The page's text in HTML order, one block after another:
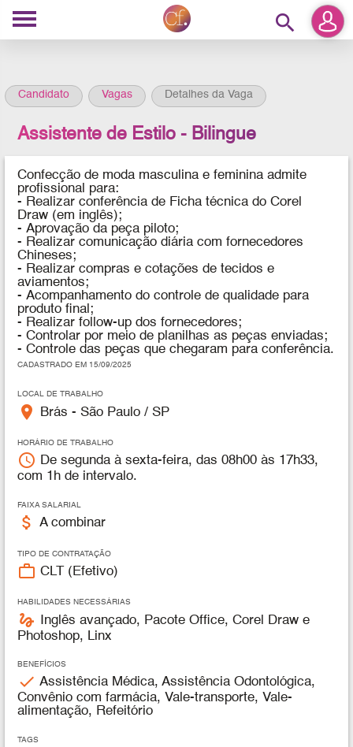
search
Candidato Vagas Detalhes da Vaga
Assistente de Estilo - Bilingue
Confecção de moda masculina e feminina admite
profissional para:
- Realizar conferência de Ficha técnica do Corel
Draw (em inglês);
- Aprovação da peça piloto;
- Realizar comunicação diária com fornecedores
Chineses;
- Realizar compras e cotações de tecidos e
aviamentos;
- Acompanhamento do controle de qualidade para
produto final;
- Realizar follow-up dos fornecedores;
- Controlar por meio de planilhas as peças enviadas;
- Controle das peças que chegaram para conferência.
CADASTRADO EM 15/09/2025
LOCAL DE TRABALHO
place Brás - São Paulo / SP
HORÁRIO DE TRABALHO
access_time De segunda à sexta-feira, das 08h00 às 17h33,
com 1h de intervalo.
FAIXA SALARIAL
attach_money A combinar
TIPO DE CONTRATAÇÃO
work_outline CLT (Efetivo)
HABILIDADES NECESSÁRIAS
gesture
Inglês avançado, Pacote Office, Corel Draw e
Photoshop, Linx
BENEFÍCIOS
check Assistência Médica, Assistência Odontológica,
Convênio com farmácia, Vale-transporte, Vale-
alimentação, Refeitório
TAGS